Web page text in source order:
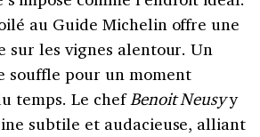
au Guide Michelin offre une
sur les vignes alentour. Un
souffle pour un moment
temps. Le chefBenoit Neusyy
subtile et audacieuse, alliant